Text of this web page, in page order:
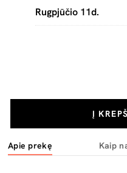
Į
Rugpjūčio 11d.
Apie prekę Kaip